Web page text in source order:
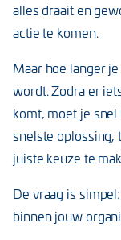
alles draait en
actie te komen.
Maar hoe langer
wordt. Zodra er
komt, moet je snel
snelste
juiste keuze te
De vraag is
binnen jouw